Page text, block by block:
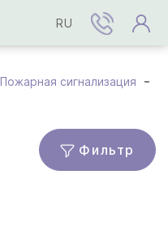
RU
Пожарная сигнализация
Фильтр